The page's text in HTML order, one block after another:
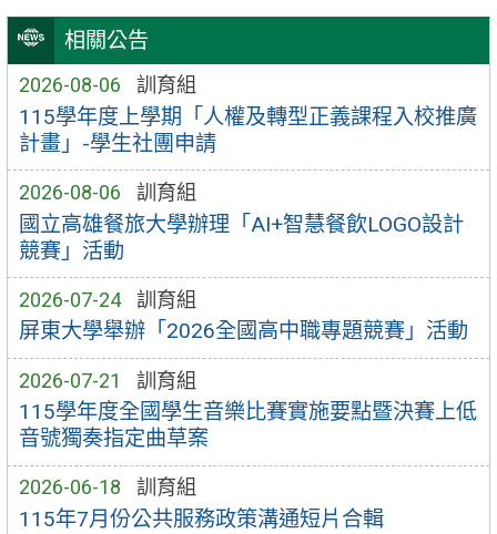
相關公告
2026-08-06 訓育組
115學年度上學期「人權及轉型正義課程入校推廣
計畫」-學生社團申請
2026-08-06 訓育組
國立高雄餐旅大學辦理「AI+智慧餐飲LOGO設計
競賽」活動
2026-07-24 訓育組
屏東大學舉辦「2026全國高中職專題競賽」活動
2026-07-21 訓育組
115學年度全國學生音樂比賽實施要點暨決賽上低
音號獨奏指定曲草案
2026-06-18 訓育組
115年7月份公共服務政策溝通短片合輯